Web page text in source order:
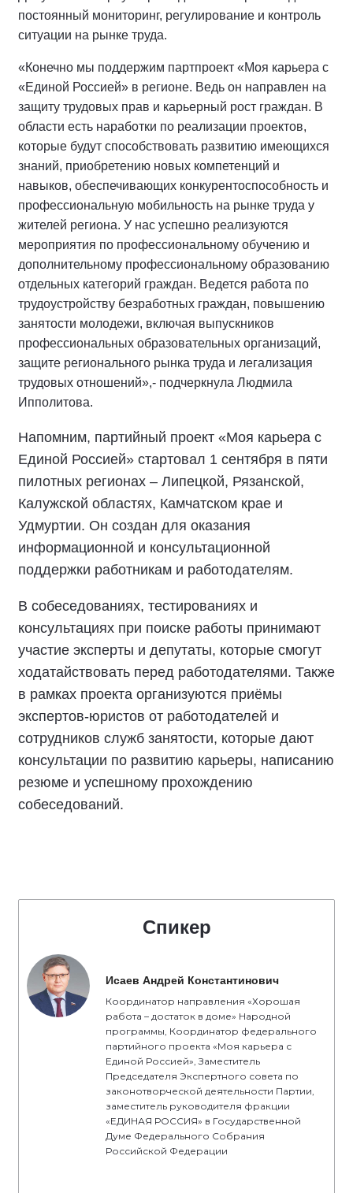
постоянный мониторинг, регулирование и контроль
ситуации на рынке труда.
«Конечно мы поддержим партпроект «Моя карьера с
«Единой Россией» в регионе. Ведь он направлен на
защиту трудовых прав и карьерный рост граждан. В
области есть наработки по реализации проектов,
которые будут способствовать развитию имеющихся
знаний, приобретению новых компетенций и
навыков, обеспечивающих конкурентоспособность и
профессиональную мобильность на рынке труда у
жителей региона. У нас успешно реализуются
мероприятия по профессиональному обучению и
дополнительному профессиональному образованию
отдельных категорий граждан. Ведется работа по
трудоустройству безработных граждан, повышению
занятости молодежи, включая выпускников
профессиональных образовательных организаций,
защите регионального рынка труда и легализация
трудовых отношений»,- подчеркнула Людмила
Ипполитова.
Напомним, партийный проект «Моя карьера с
Единой Россией» стартовал 1 сентября в пяти
пилотных регионах – Липецкой, Рязанской,
Калужской областях, Камчатском крае и
Удмуртии. Он создан для оказания
информационной и консультационной
поддержки работникам и работодателям.
В собеседованиях, тестированиях и
консультациях при поиске работы принимают
участие эксперты и депутаты, которые смогут
ходатайствовать перед работодателями. Также
в рамках проекта организуются приёмы
экспертов-юристов от работодателей и
сотрудников служб занятости, которые дают
консультации по развитию карьеры, написанию
резюме и успешному прохождению
собеседований.
Спикер
Исаев Андрей Константинович
Координатор направления «Хорошая
работа – достаток в доме» Народной
программы, Координатор федерального
партийного проекта «Моя карьера с
Единой Россией», Заместитель
Председателя Экспертного совета по
законотворческой деятельности Партии,
заместитель руководителя фракции
«ЕДИНАЯ РОССИЯ» в Государственной
Думе Федерального Собрания
Российской Федерации